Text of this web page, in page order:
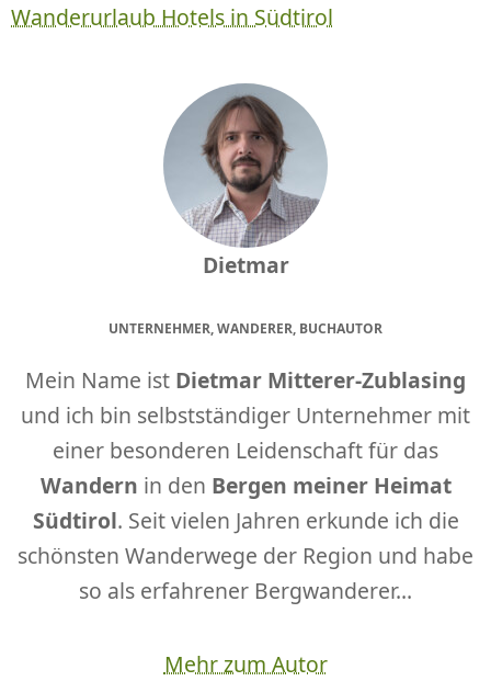
Wanderurlaub Hotels in Südtirol
Dietmar
UNTERNEHMER, WANDERER, BUCHAUTOR
Mein Name ist Dietmar Mitterer-Zublasing
und ich bin selbstständiger Unternehmer mit
einer besonderen Leidenschaft für das
Wandern in den Bergen meiner Heimat
Südtirol. Seit vielen Jahren erkunde ich die
schönsten Wanderwege der Region und habe
so als erfahrener Bergwanderer...
Mehr zum Autor